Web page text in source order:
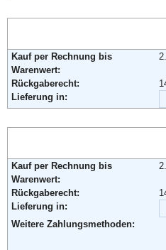
Weiterführende Informationen:
Kauf per Rechnung bis
Warenwert:
Rückgaberecht:
Lieferung in:
Kauf per Rechnung bis
Warenwert:
Rückgaberecht:
Lieferung in:
Weitere Zahlungsmethoden: